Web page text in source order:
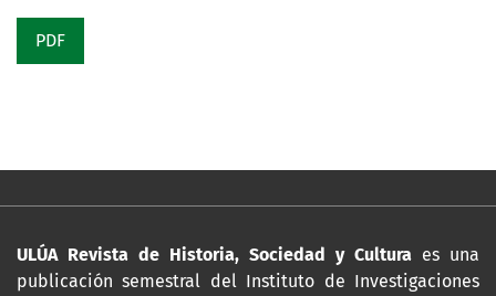
PDF
ULÚA Revista de Historia, Sociedad y Cultura es una
publicación semestral del Instituto de Investigaciones